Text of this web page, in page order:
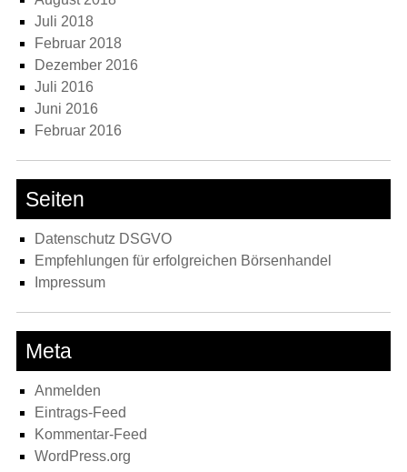
Juli 2018
Februar 2018
Dezember 2016
Juli 2016
Juni 2016
Februar 2016
Seiten
Datenschutz DSGVO
Empfehlungen für erfolgreichen Börsenhandel
Impressum
Meta
Anmelden
Eintrags-Feed
Kommentar-Feed
WordPress.org